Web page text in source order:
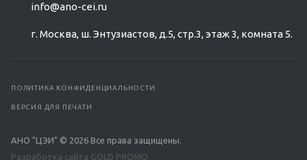
info@ano-cei.ru
г. Москва, ш. Энтузиастов, д.5, стр.3, этаж 3, комната 5.
ПОЛИТИКА КОНФИДЕНЦИАЛЬНОСТИ
ВЕРСИЯ ДЛЯ ПЕЧАТИ
АНО "ЦЭИ" © 2026 Все права защищены.
Разработка сайта GOLD PROMO